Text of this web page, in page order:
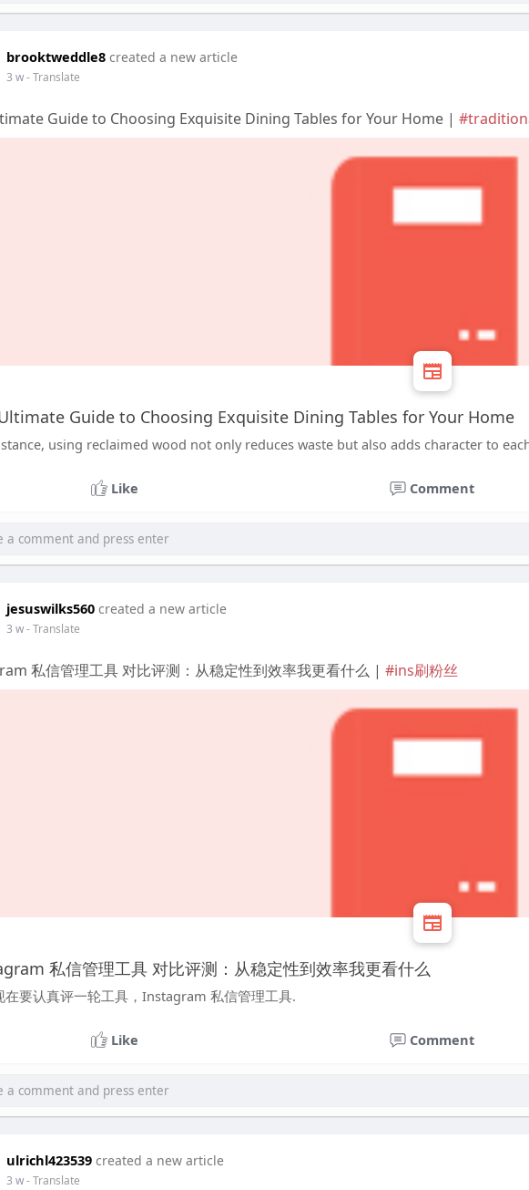
brooktweddle8 created a new article
3 w- Translate
Guide to Choosing Exquisite Dining Tables for Your Home |
Guide to Choosing Exquisite Dining Tables for Your Home
using reclaimed wood not only reduces waste but also adds character to
Like Comment
jesuswilks560 created a new article
3 w- Translate
私信管理工具 对比评测：从稳定性到效率我更看什么 | #ins刷粉丝
私信管理工具 对比评测：从稳定性到效率我更看什么
在要认真评一轮工具，Instagram 私信管理工具.
Like Comment
ulrichl423539 created a new article
3 w- Translate